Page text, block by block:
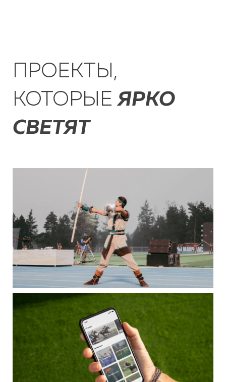
ПРОЕКТЫ,
КОТОРЫЕЯРКО
СВЕТЯТ